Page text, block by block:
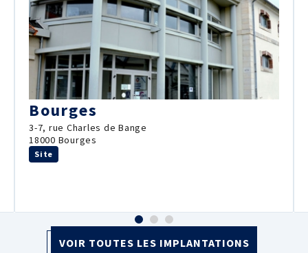
Bourges
3-7, rue Charles de Bange
18000 Bourges
Site
VOIR TOUTES LES IMPLANTATIONS